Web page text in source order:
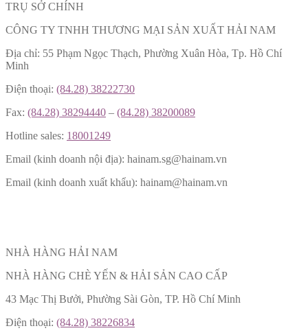
TRỤ SỞ CHÍNH
CÔNG TY TNHH THƯƠNG MẠI SẢN XUẤT HẢI NAM
Địa chỉ: 55 Phạm Ngọc Thạch, Phường Xuân Hòa, Tp. Hồ Chí
Minh
Điện thoại: (84.28) 38222730
Fax: (84.28) 38294440 – (84.28) 38200089
Hotline sales: 18001249
Email (kinh doanh nội địa): hainam.sg@hainam.vn
Email (kinh doanh xuất khẩu): hainam@hainam.vn
NHÀ HÀNG HẢI NAM
NHÀ HÀNG CHÈ YẾN & HẢI SẢN CAO CẤP
43 Mạc Thị Bưởi, Phường Sài Gòn, TP. Hồ Chí Minh
Điện thoại: (84.28) 38226834